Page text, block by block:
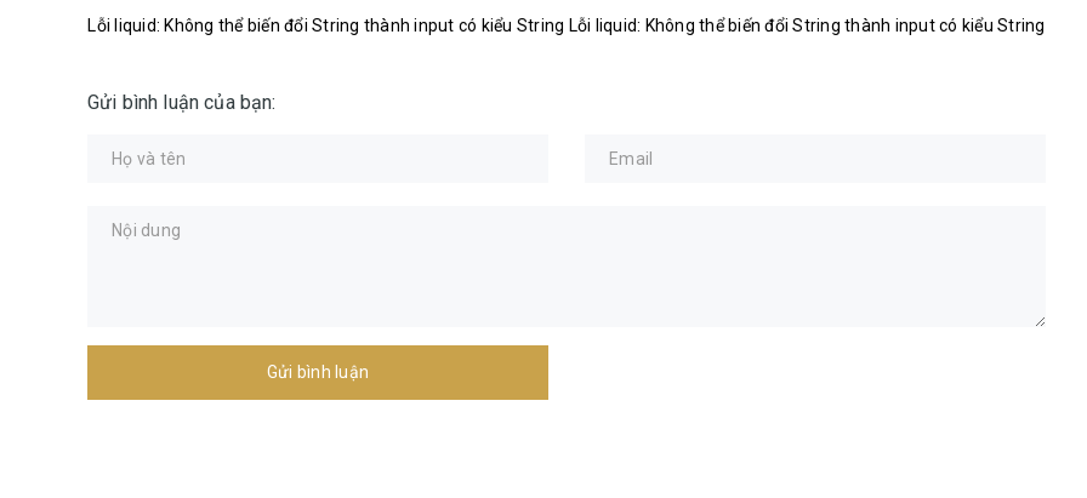
Lỗi liquid: Không thể biến đổi String thành input có kiểu String Lỗi liquid: Không thể biến đổi String thành input có kiểu String
Gửi bình luận của bạn:
Gửi bình luận